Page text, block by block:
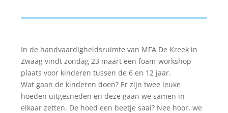
In de handvaardigheidsruimte van MFA De Kreek in
Zwaag vindt zondag 23 maart een foam-workshop
plaats voor kinderen tussen de 6 en 12 jaar.
Wat gaan de kinderen doen? Er zijn twee leuke
hoeden uitgesneden en deze gaan we samen in
elkaar zetten. De hoed een beetje saai? Nee hoor, we